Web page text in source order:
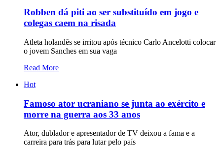
Robben dá piti ao ser substituído em jogo e
colegas caem na risada
Atleta holandês se irritou após técnico Carlo Ancelotti colocar
o jovem Sanches em sua vaga
Read More
Hot
Famoso ator ucraniano se junta ao exército e
morre na guerra aos 33 anos
Ator, dublador e apresentador de TV deixou a fama e a
carreira para trás para lutar pelo país